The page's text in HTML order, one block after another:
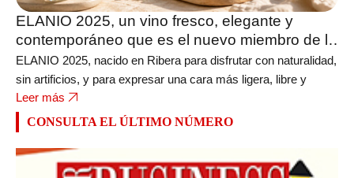
ELANIO 2025, un vino fresco, elegante y
contemporáneo que es el nuevo miembro de la
bodega FERRATUS
ELANIO 2025, nacido en Ribera para disfrutar con naturalidad,
sin artificios, y para expresar una cara más ligera, libre y
Leer más
CONSULTA EL ÚLTIMO NÚMERO